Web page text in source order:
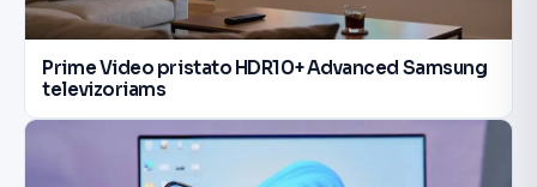
Prime Video pristato HDR10+ Advanced Samsung
televizoriams